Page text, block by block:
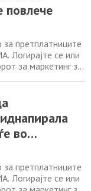
повеќе
Нигерија
повлече
претплатниците
Логирајте се или
за маркетинг за
повеќе од 60
Дубаи
посетители
Кина
во
претплатниците
Логирајте се или